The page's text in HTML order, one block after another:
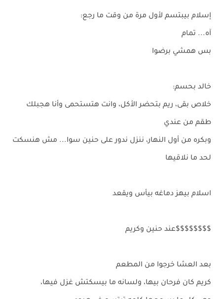
إسلام بيبتسم لأول مرة من وقت ما رجع:
آه... تمام
بس همشي برضوا
خالد بحسم:
خلاص بقى، ريم بتحضر الأكل، وانت هتستحمى وأنا هجبلك
طقم من عندي
وبكره من أول النهار، ننزل ندور على حنين سوا... مش هنسكت
لحد ما نلاقيها
اسلام بيهز دماغه بيأس ويقعد
$$$$$$$$عند حنين وكريم
بعد العشا خرجوا من المطعم
كريم كان فرحان بيها، ولسانه ما بيسكتش غزل فيها،